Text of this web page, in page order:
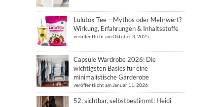
Lulutox Tee – Mythos oder Mehrwert?
Wirkung, Erfahrungen & Inhaltsstoffe
veröffentlicht am Oktober 3, 2025
Capsule Wardrobe 2026: Die
wichtigsten Basics für eine
minimalistische Garderobe
veröffentlicht am Januar 11, 2026
52, sichtbar, selbstbestimmt: Heidi